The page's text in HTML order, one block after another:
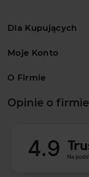
Dla Kupujących
Moje Konto
O Firmie
Opinie o firmie